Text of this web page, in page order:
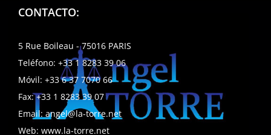
CONTACTO:
5 Rue Boileau - 75016 PARIS
Teléfono: +33 1 8283 39 06
Móvil: +33 6 37 7070 66
Fax:+33 1 8283 39 07
Email: angel@la-torre.net
Web: www.la-torre.net